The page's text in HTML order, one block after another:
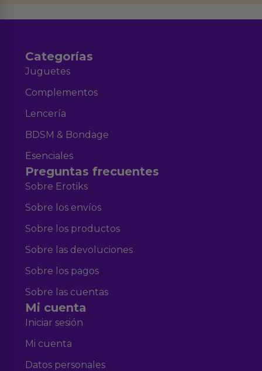
Categorías
Juguetes
Complementos
Lencería
BDSM & Bondage
Esenciales
Preguntas frecuentes
Sobre Erotiks
Sobre los envíos
Sobre los productos
Sobre las devoluciones
Sobre los pagos
Sobre las cuentas
Mi cuenta
Iniciar sesión
Mi cuenta
Datos personales